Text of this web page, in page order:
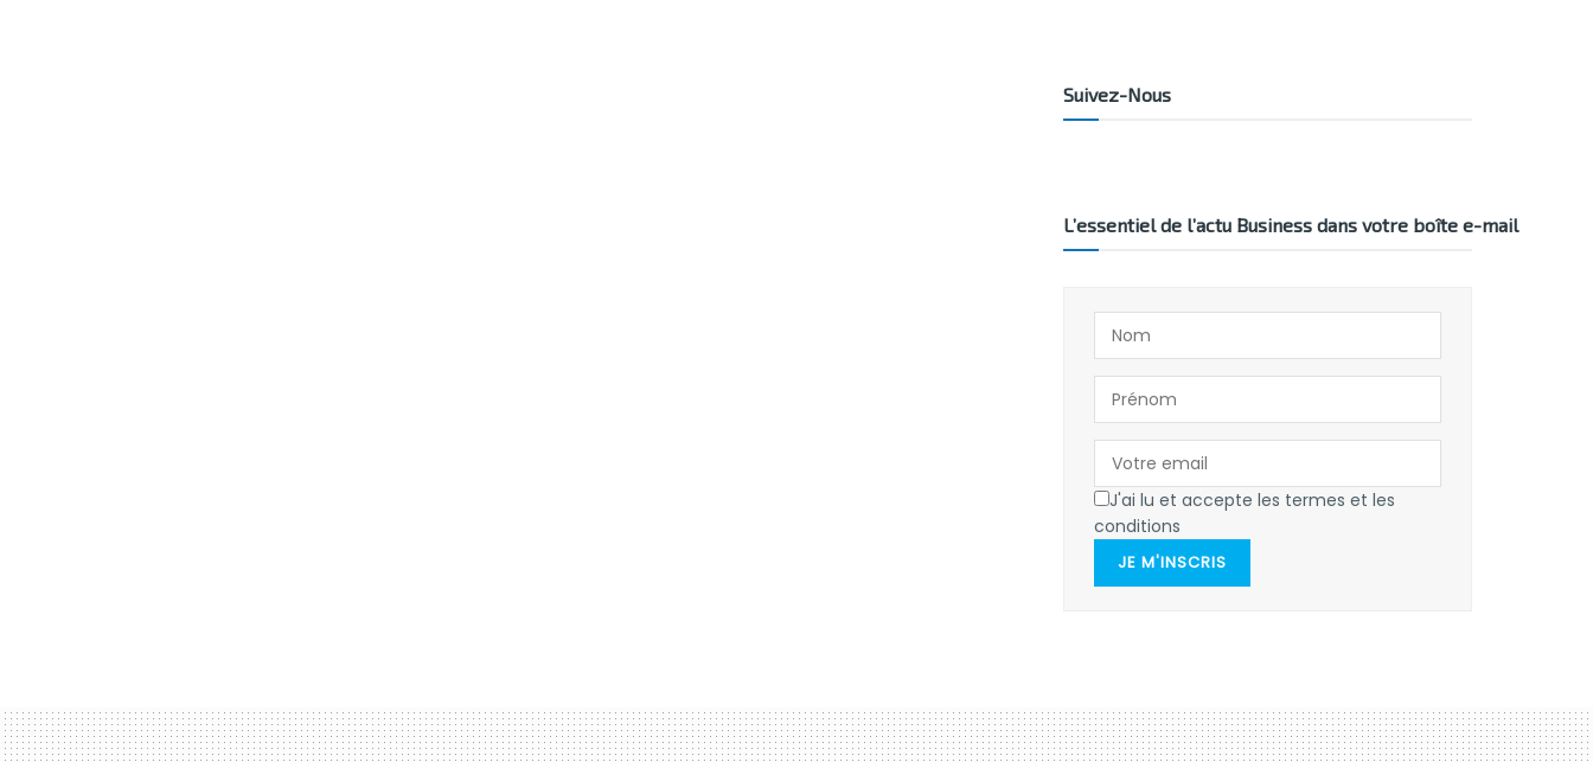
Suivez-Nous
L’essentiel de l’actu Business dans votre boîte e-mail
J'ai lu et accepte les termes et les
conditions
JE M'INSCRIS